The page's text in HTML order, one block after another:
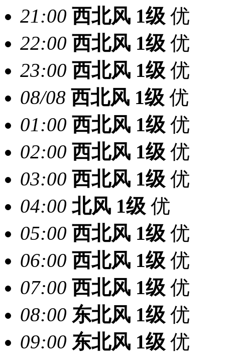
21:00 西北风 1级 优
22:00 西北风 1级 优
23:00 西北风 1级 优
08/08 西北风 1级 优
01:00 西北风 1级 优
02:00 西北风 1级 优
03:00 西北风 1级 优
04:00 北风 1级 优
05:00 西北风 1级 优
06:00 西北风 1级 优
07:00 西北风 1级 优
08:00 东北风 1级 优
09:00 东北风 1级 优